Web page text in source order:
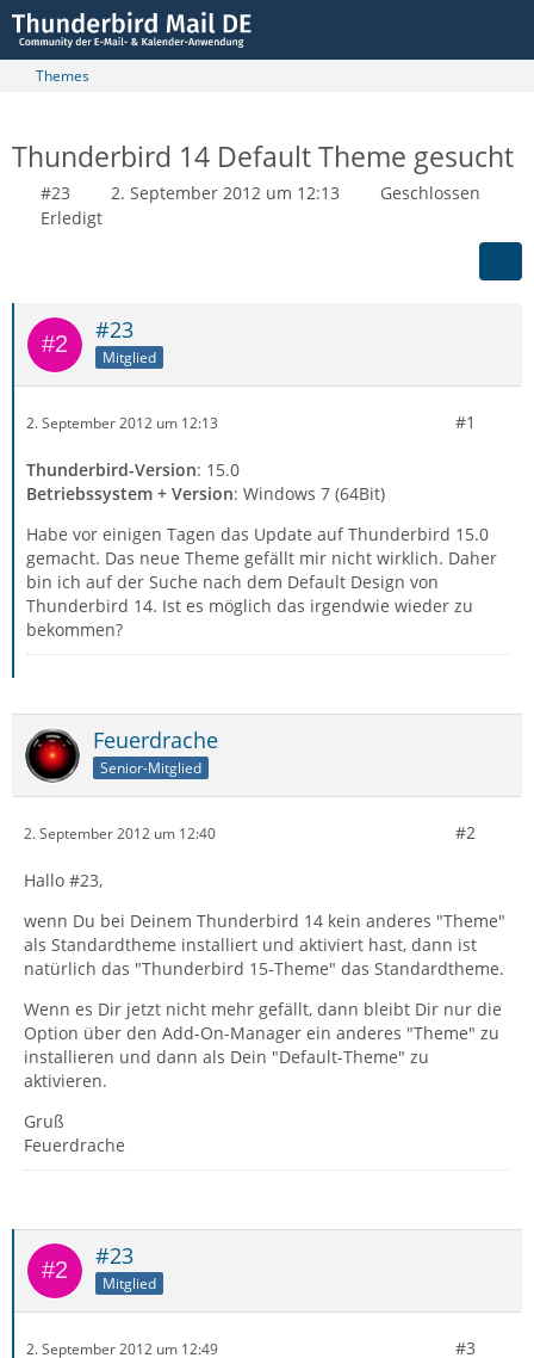
Themes
Thunderbird 14 Default Theme gesucht
#23 2. September 2012 um 12:13
Geschlossen
Erledigt
#23
Mitglied
2. September 2012 um 12:13 #1
Thunderbird-Version: 15.0
Betriebssystem + Version: Windows 7 (64Bit)
Habe vor einigen Tagen das Update auf Thunderbird 15.0
gemacht. Das neue Theme gefällt mir nicht wirklich. Daher
bin ich auf der Suche nach dem Default Design von
Thunderbird 14. Ist es möglich das irgendwie wieder zu
bekommen?
Feuerdrache
Senior-Mitglied
2. September 2012 um 12:40 #2
Hallo #23,
wenn Du bei Deinem Thunderbird 14 kein anderes "Theme"
als Standardtheme installiert und aktiviert hast, dann ist
natürlich das "Thunderbird 15-Theme" das Standardtheme.
Wenn es Dir jetzt nicht mehr gefällt, dann bleibt Dir nur die
Option über den Add-On-Manager ein anderes "Theme" zu
installieren und dann als Dein "Default-Theme" zu
aktivieren.
Gruß
Feuerdrache
#23
Mitglied
2. September 2012 um 12:49 #3